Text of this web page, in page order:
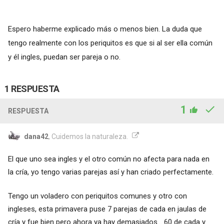
Espero haberme explicado más o menos bien. La duda que
tengo realmente con los periquitos es que si al ser ella común
y él ingles, puedan ser pareja o no.
1 RESPUESTA
RESPUESTA 1
dana42, Cuidemos la naturaleza.
El que uno sea ingles y el otro común no afecta para nada en
la cría, yo tengo varias parejas así y han criado perfectamente.
Tengo un voladero con periquitos comunes y otro con
ingleses, esta primavera puse 7 parejas de cada en jaulas de
cría y fue bien pero ahora ya hay demasiados... 60 de cada y